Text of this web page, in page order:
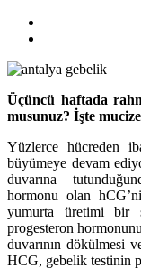
Üçüncü haftada
musunuz? İşte
Yüzlerce hücreden
büyümeye devam
duvarına
hormonu olan
yumurta üretimi bir
progesteron
duvarının dökülmesi
HCG, gebelik testinin